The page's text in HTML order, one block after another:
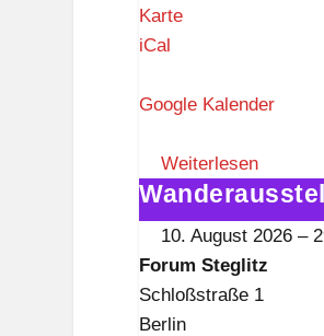
KarteF
u
S
t
e
iCal
Google Kalender
Weiterlesen
Wanderausstellung
„600
Akkordeons"
10. August 2026 –
Forum Steglitz
Schloßstraße 1
Berlin